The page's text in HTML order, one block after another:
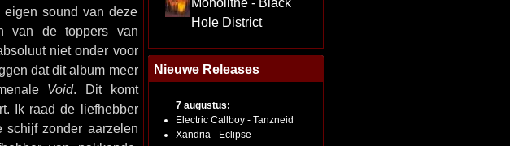
sound van deze
van de toppers van
niet onder voor
dat dit album meer
Void. Dit komt
Ik raad de liefhebber
schijf zonder aarzelen
Hole District
Nieuwe Releases
7 augustus:
Electric Callboy - Tanzneid
Xandria - Eclipse